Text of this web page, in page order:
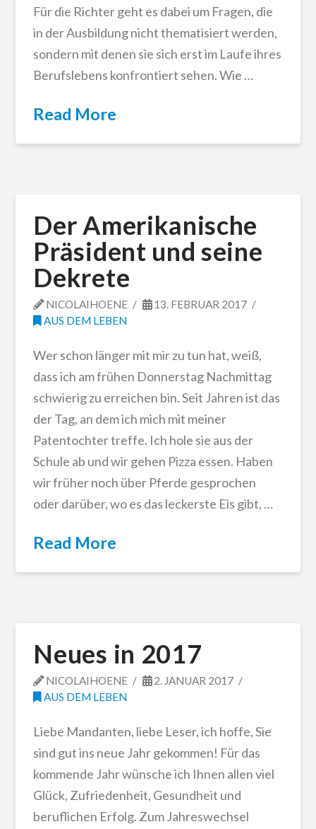
Für die Richter geht es dabei um Fragen, die
in der Ausbildung nicht thematisiert werden,
sondern mit denen sie sich erst im Laufe ihres
Berufslebens konfrontiert sehen. Wie …
Read More
Der Amerikanische
Präsident und seine
Dekrete
NICOLAIHOENE
13. FEBRUAR 2017
AUS DEM LEBEN
Wer schon länger mit mir zu tun hat, weiß,
dass ich am frühen Donnerstag Nachmittag
schwierig zu erreichen bin. Seit Jahren ist das
der Tag, an dem ich mich mit meiner
Patentochter treffe. Ich hole sie aus der
Schule ab und wir gehen Pizza essen. Haben
wir früher noch über Pferde gesprochen
oder darüber, wo es das leckerste Eis gibt, …
Read More
Neues in 2017
NICOLAIHOENE
2. JANUAR 2017
AUS DEM LEBEN
Liebe Mandanten, liebe Leser, ich hoffe, Sie
sind gut ins neue Jahr gekommen! Für das
kommende Jahr wünsche ich Ihnen allen viel
Glück, Zufriedenheit, Gesundheit und
beruflichen Erfolg. Zum Jahreswechsel